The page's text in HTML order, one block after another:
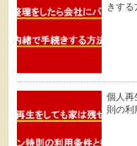
きする
個人再
則の利